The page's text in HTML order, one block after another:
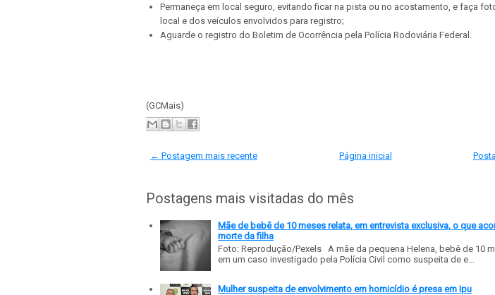
Permaneça em local seguro, evitando ficar na pista ou no acostamento, e faça
local e dos veículos envolvidos para registro;
Aguarde o registro do Boletim de Ocorrência pela Polícia Rodoviária Federal.
(GCMais)
← Postagem mais recente Página inicial
Postagens mais visitadas do mês
Mãe de bebê de 10 meses relata, em entrevista exclusiva, o que
morte da filha
Foto: Reprodução/Pexels A mãe da pequena Helena, bebê de 10
em um caso investigado pela Polícia Civil como suspeita de e...
Mulher suspeita de envolvimento em homicídio é presa em Ipu